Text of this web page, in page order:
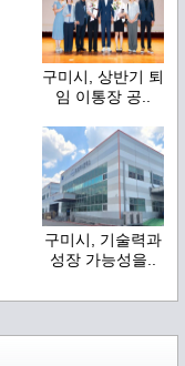
구미시, 상반기 퇴
임 이통장 공..
구미시, 기술력과
성장 가능성을..